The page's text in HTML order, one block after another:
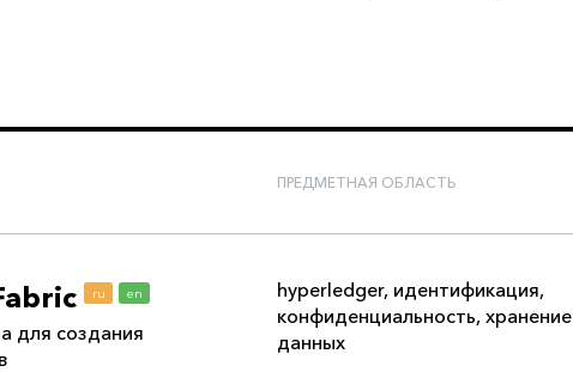
ПРЕДМЕТНАЯ ОБЛАСТЬ
ru en
для создания
hyperledger, идентификация,
конфиденциальность, хранение
данных